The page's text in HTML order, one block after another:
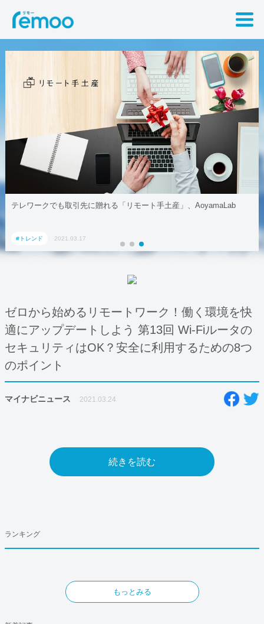
テレワークでも取引先に贈れる「リモート手土産」、AoyamaLab
#トレンド 2021.03.17
ゼロから始めるリモートワーク！働く環境を快
適にアップデートしよう 第13回 Wi-Fiルータの
セキュリティはOK？安全に利用するための8つ
のポイント
マイナビニュース 2021.03.24
続きを読む
ランキング
もっとみる